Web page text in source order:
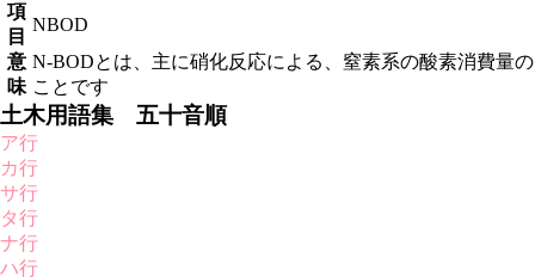
項
目
NBOD
意
味
N-BODとは、主に硝化反応による、窒素系の酸素消費量の
ことです
土木用語集 五十音順
ア行
カ行
サ行
タ行
ナ行
ハ行